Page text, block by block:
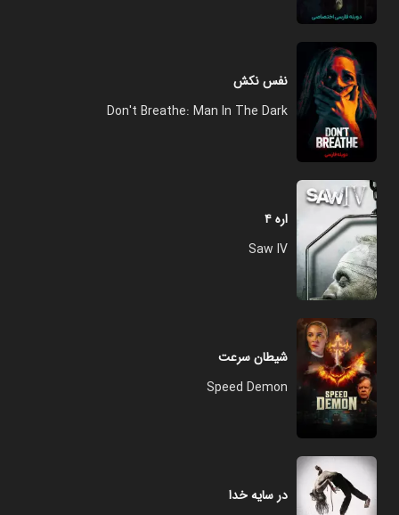
نفس نکش
Don't Breathe: Man In The Dark
اره ۴
Saw IV
شیطان سرعت
Speed Demon
در سایه خدا